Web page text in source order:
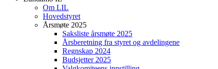
Om LIL
Hovedstyret
Årsmøte 2025
Saksliste årsmøte 2025
Årsberetning fra styret og avdelingene
Regnskap 2024
Budsjetter 2025